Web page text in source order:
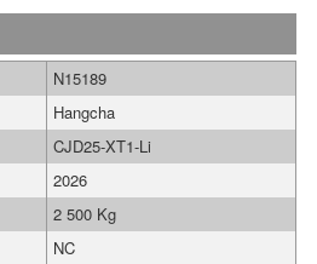
N15189
Hangcha
CJD25-XT1-Li
2026
2 500 Kg
NC